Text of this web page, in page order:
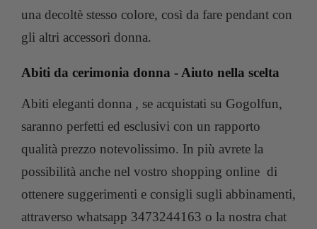
una decoltè stesso colore, così da fare pendant con
gli altri accessori donna.
Abiti da cerimonia donna - Aiuto nella scelta
Abiti eleganti donna , se acquistati su Gogolfun,
saranno perfetti ed esclusivi con un rapporto
qualità prezzo notevolissimo. In più avrete la
possibilità anche nel vostro shopping online di
ottenere suggerimenti e consigli sugli abbinamenti,
attraverso whatsapp 3473244163 o la nostra chat